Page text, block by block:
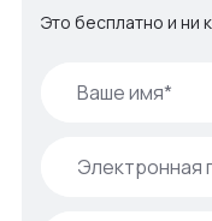
Это бесплатно и ни